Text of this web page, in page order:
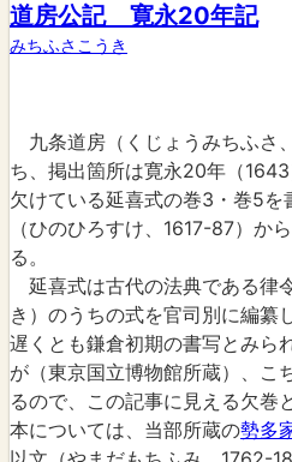
道房公記 寛永20年記
みちふさこうき
九条道房（くじょうみちふさ
ち、掲出箇所は寛永20年（
欠けている延喜式の巻3・巻5を
（ひのひろすけ、1617-87）か
る。
延喜式は古代の法典である律
き）のうちの式を官司別に編纂
遅くとも鎌倉初期の書写とみら
が（東京国立博物館所蔵）、こ
るので、この記事に見える欠巻
本については、当部所蔵の勢多